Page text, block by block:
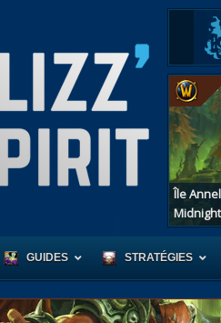
Île
Midnight
GUIDES STRATÉGIES